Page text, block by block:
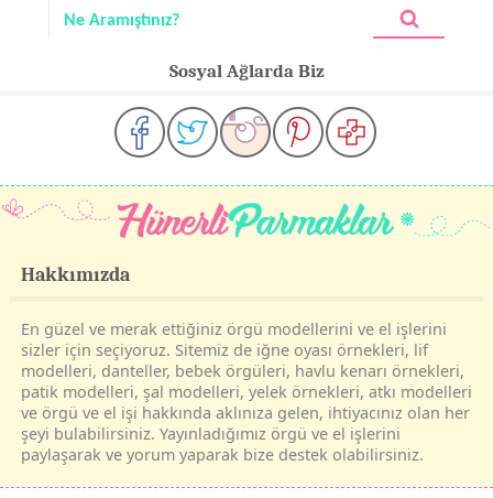
Sosyal Ağlarda Biz
Hakkımızda
En güzel ve merak ettiğiniz örgü modellerini ve el işlerini
sizler için seçiyoruz. Sitemiz de iğne oyası örnekleri, lif
modelleri, danteller, bebek örgüleri, havlu kenarı örnekleri,
patik modelleri, şal modelleri, yelek örnekleri, atkı modelleri
ve örgü ve el işi hakkında aklınıza gelen, ihtiyacınız olan her
şeyi bulabilirsiniz. Yayınladığımız örgü ve el işlerini
paylaşarak ve yorum yaparak bize destek olabilirsiniz.